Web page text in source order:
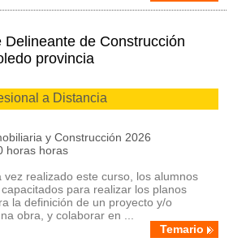
Delineante de Construcción
provincia
a Distancia
y Construcción 2026
horas horas
vez realizado este curso, los alumnos
para realizar los planos
la definición de un proyecto y/o
obra, y colaborar en ...
Temario